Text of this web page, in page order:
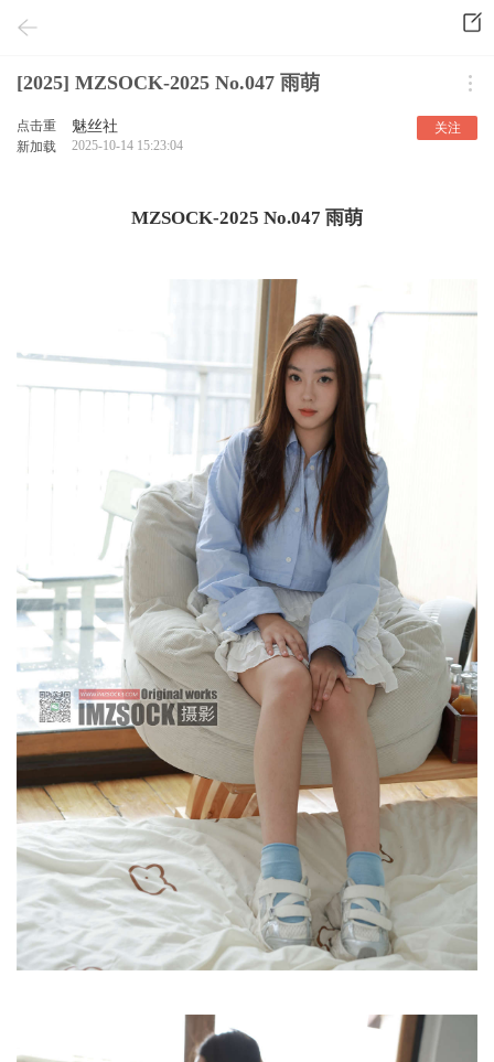
[2025] MZSOCK-2025 No.047 雨萌
点击重
新加载
魅丝社
2025-10-14 15:23:04
关注
MZSOCK-2025 No.047 雨萌